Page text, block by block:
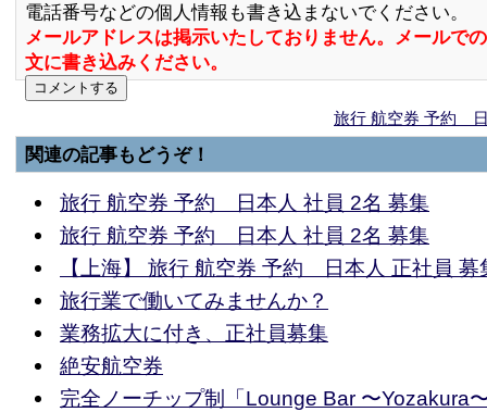
電話番号などの個人情報も書き込まないでください。
メールアドレスは掲示いたしておりません。メールで
文に書き込みください。
旅行 航空券 予約
関連の記事もどうぞ！
旅行 航空券 予約 日本人 社員 2名 募集
旅行 航空券 予約 日本人 社員 2名 募集
【上海】 旅行 航空券 予約 日本人 正社員 募
旅行業で働いてみませんか？
業務拡大に付き、正社員募集
絶安航空券
完全ノーチップ制「Lounge Bar 〜Yozakura